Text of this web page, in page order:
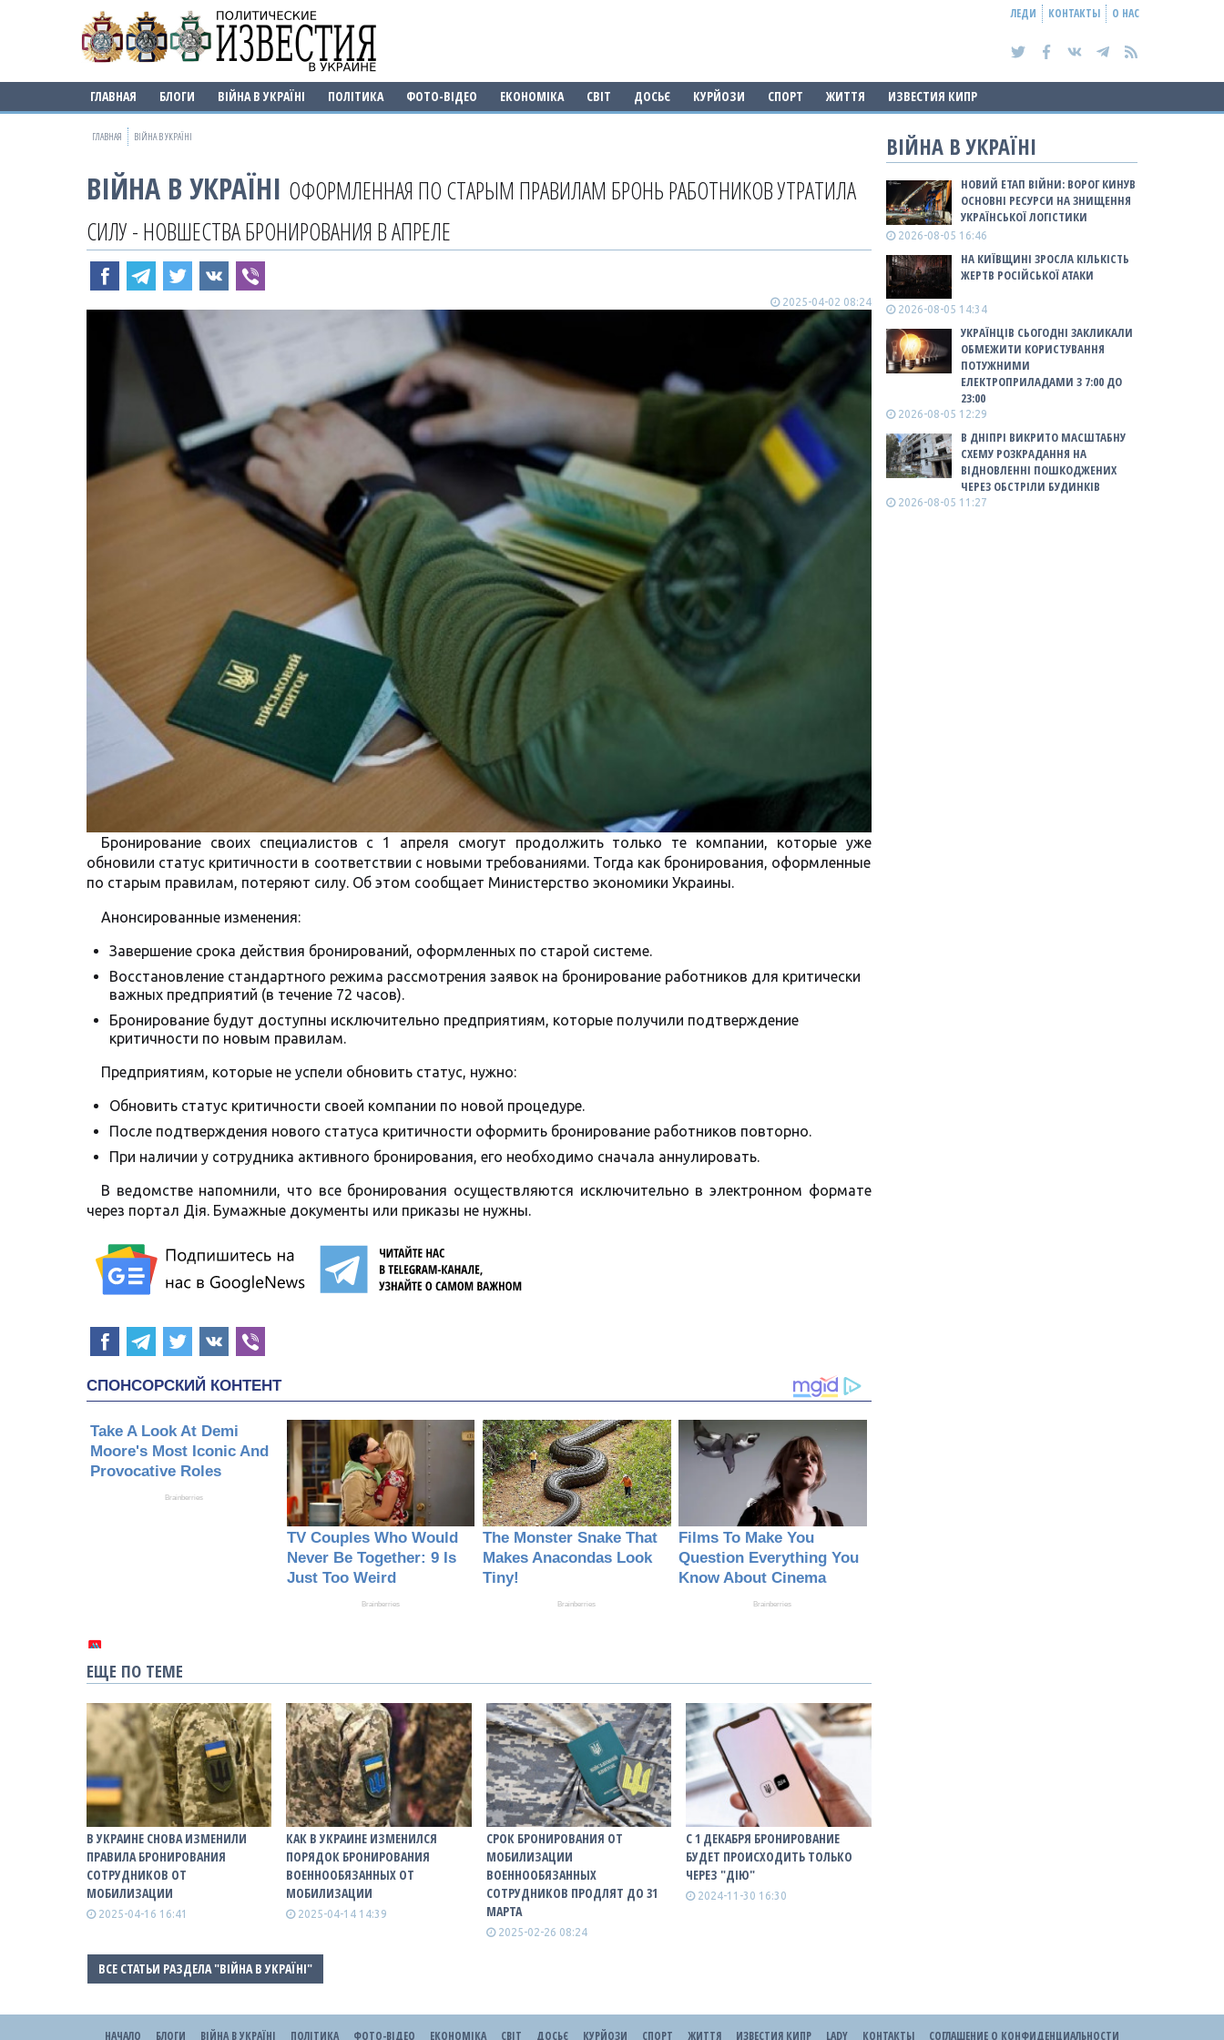
ЛЕДИ КОНТАКТЫ О НАС
ГЛАВНАЯ БЛОГИ ВІЙНА В УКРАЇНІ ПОЛІТИКА ФОТО-ВІДЕО ЕКОНОМІКА СВІТ ДОСЬЄ КУРЙОЗИ СПОРТ ЖИТТЯ ИЗВЕСТИЯ КИПР
ГЛАВНАЯ ВІЙНА В УКРАЇНІ
ВІЙНА В УКРАЇНІ ОФОРМЛЕННАЯ ПО СТАРЫМ ПРАВИЛАМ БРОНЬ РАБОТНИКОВ УТРАТИЛА
СИЛУ - НОВШЕСТВА БРОНИРОВАНИЯ В АПРЕЛЕ
2025-04-02 08:24
Бронирование своих специалистов с 1 апреля смогут продолжить только те компании, которые уже
обновили статус критичности в соответствии с новыми требованиями. Тогда как бронирования, оформленные
по старым правилам, потеряют силу. Об этом сообщает Министерство экономики Украины.
Анонсированные изменения:
Завершение срока действия бронирований, оформленных по старой системе.
Восстановление стандартного режима рассмотрения заявок на бронирование работников для критически
важных предприятий (в течение 72 часов).
Бронирование будут доступны исключительно предприятиям, которые получили подтверждение
критичности по новым правилам.
Предприятиям, которые не успели обновить статус, нужно:
Обновить статус критичности своей компании по новой процедуре.
После подтверждения нового статуса критичности оформить бронирование работников повторно.
При наличии у сотрудника активного бронирования, его необходимо сначала аннулировать.
В ведомстве напомнили, что все бронирования осуществляются исключительно в электронном формате
через портал Дія. Бумажные документы или приказы не нужны.
ЕЩЕ ПО ТЕМЕ
В УКРАИНЕ СНОВА ИЗМЕНИЛИ
ПРАВИЛА БРОНИРОВАНИЯ
СОТРУДНИКОВ ОТ
МОБИЛИЗАЦИИ
2025-04-16 16:41
КАК В УКРАИНЕ ИЗМЕНИЛСЯ
ПОРЯДОК БРОНИРОВАНИЯ
ВОЕННООБЯЗАННЫХ ОТ
МОБИЛИЗАЦИИ
2025-04-14 14:39
СРОК БРОНИРОВАНИЯ ОТ
МОБИЛИЗАЦИИ
ВОЕННООБЯЗАННЫХ
СОТРУДНИКОВ ПРОДЛЯТ ДО 31
МАРТА
2025-02-26 08:24
С 1 ДЕКАБРЯ БРОНИРОВАНИЕ
БУДЕТ ПРОИСХОДИТЬ ТОЛЬКО
ЧЕРЕЗ "ДІЮ"
2024-11-30 16:30
ВСЕ СТАТЬИ РАЗДЕЛА "ВІЙНА В УКРАЇНІ"
ВІЙНА В УКРАЇНІ
НОВИЙ ЕТАП ВІЙНИ: ВОРОГ КИНУВ
ОСНОВНІ РЕСУРСИ НА ЗНИЩЕННЯ
УКРАЇНСЬКОЇ ЛОГІСТИКИ
2026-08-05 16:46
НА КИЇВЩИНІ ЗРОСЛА КІЛЬКІСТЬ
ЖЕРТВ РОСІЙСЬКОЇ АТАКИ
2026-08-05 14:34
УКРАЇНЦІВ СЬОГОДНІ ЗАКЛИКАЛИ
ОБМЕЖИТИ КОРИСТУВАННЯ
ПОТУЖНИМИ
ЕЛЕКТРОПРИЛАДАМИ З 7:00 ДО
23:00
2026-08-05 12:29
В ДНІПРІ ВИКРИТО МАСШТАБНУ
СХЕМУ РОЗКРАДАННЯ НА
ВІДНОВЛЕННІ ПОШКОДЖЕНИХ
ЧЕРЕЗ ОБСТРІЛИ БУДИНКІВ
2026-08-05 11:27
НАЧАЛО БЛОГИ ВІЙНА В УКРАЇНІ ПОЛІТИКА ФОТО-ВІДЕО ЕКОНОМІКА СВІТ ДОСЬЄ КУРЙОЗИ СПОРТ ЖИТТЯ ИЗВЕСТИЯ КИПР LADY КОНТАКТЫ СОГЛАШЕНИЕ О КОНФИДЕНЦИАЛЬНОСТИ